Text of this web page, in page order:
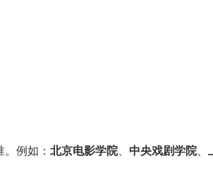
例如： 北京电影学院、 中央戏剧学院、